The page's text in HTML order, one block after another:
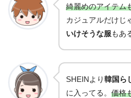
綺麗めのアイテム
カジュアルだけじ
いけそうな服 もあ
SHEINより韓国ら
に入ってる。 価格